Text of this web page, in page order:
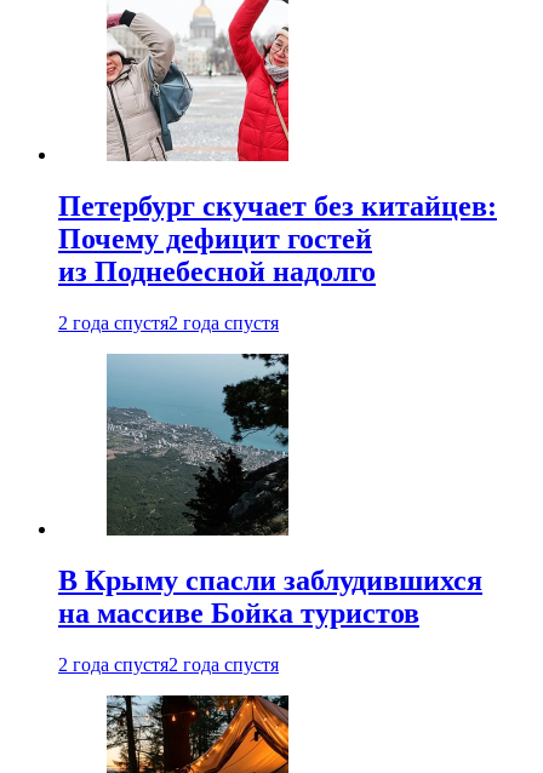
Петербург скучает без китайцев:
Почему дефицит гостей
из Поднебесной надолго
2 года спустя2 года спустя
В Крыму спасли заблудившихся
на массиве Бойка туристов
2 года спустя2 года спустя